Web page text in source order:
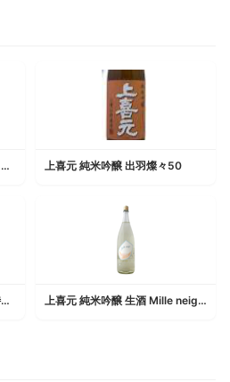
上喜元 純米 白麹仕込み生酒 白明かり 上喜元 純米吟醸 出羽燦々50
上喜元 純米吟醸 きたしずく 特注品 上喜元 純米吟醸 生酒 Mille neige ミルネージュ 限定品